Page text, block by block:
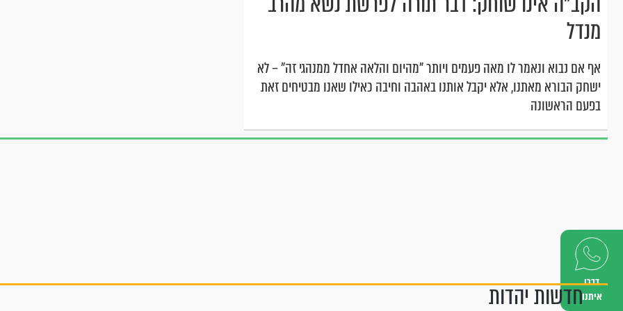
דברו
איתנו
מנדל
אף אם נבוא ונאמר לו מאה פעמים ויותר "מהיום והלאה אחדל ממנהגי זה" – לא
ישחק הבורא מאתנו, אלא יקבל אותנו באהבה וחיבה כאילו שאנו מבטיחים זאת
בפעם הראשונה
חדשות יהדות